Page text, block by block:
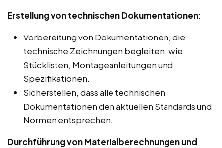
Erstellung von technischen Dokumentationen:
Vorbereitung von Dokumentationen, die
technische Zeichnungen begleiten, wie
Stücklisten, Montageanleitungen und
Spezifikationen.
Sicherstellen, dass alle technischen
Dokumentationen den aktuellen Standards und
Normen entsprechen.
Durchführung von Materialberechnungen und